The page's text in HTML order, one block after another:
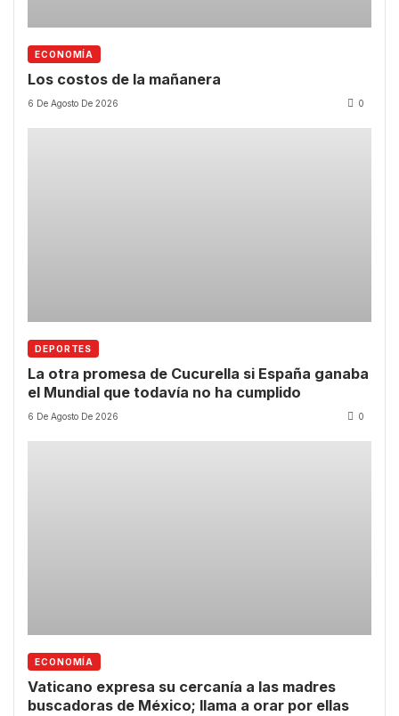
ECONOMÍA
Los costos de la mañanera
6 De Agosto De 2026 0
DEPORTES
La otra promesa de Cucurella si España ganaba
el Mundial que todavía no ha cumplido
6 De Agosto De 2026 0
ECONOMÍA
Vaticano expresa su cercanía a las madres
buscadoras de México; llama a orar por ellas